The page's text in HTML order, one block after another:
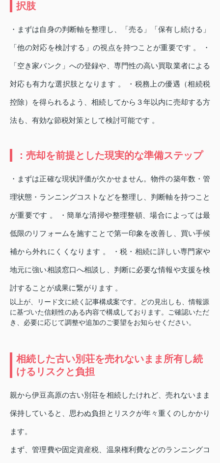
択肢
・まずは自身の判断軸を整理し、「売る」「保有し続ける」
「他の対応を検討する」の視点を持つことが重要です 。 ・
「空き家バンク」への登録や、専門性の高い買取業者による
対応も有力な選択肢となります 。 ・税務上の優遇（相続税
控除）を得られるよう、相続してから３年以内に売却する方
法も、有効な節税対策として検討可能です 。
：売却を前提とした現実的な準備ステップ
・まずは正確な現状評価が欠かせません。物件の築年数・管
理状態・ランニングコストなどを整理し、判断軸を持つこと
が重要です 。 ・簡単な清掃や整理整頓、場合によっては最
低限のリフォームを施すことで第一印象を改善し、買い手候
補から外れにくくなります 。 ・税・相続に詳しい専門家や
地元に強い相談窓口へ相談し、判断に必要な情報や支援を検
討することが成果に繋がります 。
以上が、リード文に続く記事構成案です。どの見出しも、情報源
に基づいた信頼性のある内容で構成しております。ご確認いただ
き、必要に応じて調整や追加のご要望をお知らせください。
相続した古い別荘を売れないまま所有し続
けるリスクと負担
親から伊豆高原の古い別荘を相続したけれど、売れないまま
保持していると、思わぬ負担とリスクが年々重くのしかかり
ます。
まず、管理費や固定資産税、温泉権利費などのランニングコ